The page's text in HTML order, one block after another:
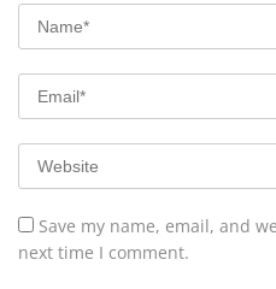
Save my name, email, and
next time I comment.